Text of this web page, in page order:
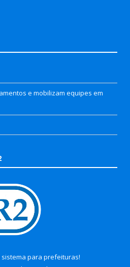
e mobilizam equipes em
sistema para prefeituras!